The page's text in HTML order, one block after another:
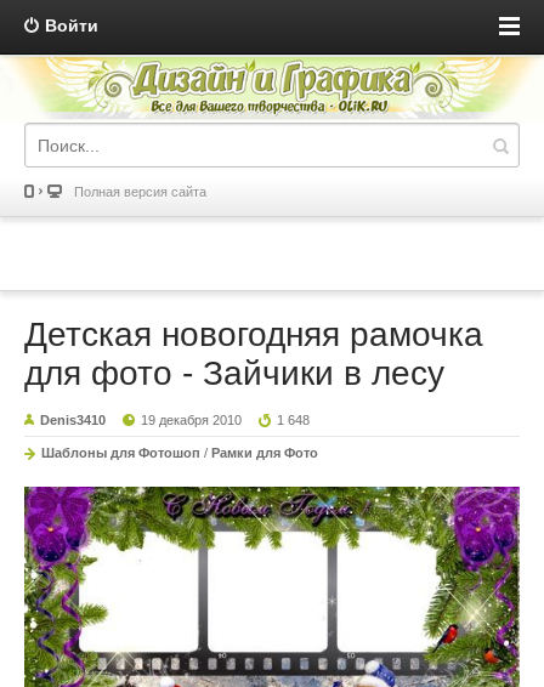
Войти
Полная версия сайта
Детская новогодняя рамочка
для фото - Зайчики в лесу
Denis3410 19 декабря 2010 1 648
Шаблоны для Фотошоп / Рамки для Фото